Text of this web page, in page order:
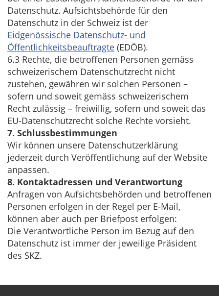
Datenschutz. Aufsichtsbehörde für den
Datenschutz in der Schweiz ist der
Eidgenössische Datenschutz- und
Öffentlichkeitsbeauftragte (EDÖB).
6.3 Rechte, die betroffenen Personen gemäss
schweizerischem Datenschutzrecht nicht
zustehen, gewähren wir solchen Personen –
sofern und soweit gemäss schweizerischem
Recht zulässig – freiwillig, sofern und soweit das
EU-Datenschutzrecht solche Rechte vorsieht.
7. Schlussbestimmungen
Wir können unsere Datenschutzerklärung
jederzeit durch Veröffentlichung auf der Website
anpassen.
8. Kontaktadressen und Verantwortung
Anfragen von Aufsichtsbehörden und betroffenen
Personen erfolgen in der Regel per E-Mail,
können aber auch per Briefpost erfolgen:
Die Verantwortliche Person im Bezug auf den
Datenschutz ist immer der jeweilige Präsident
des SKZ.